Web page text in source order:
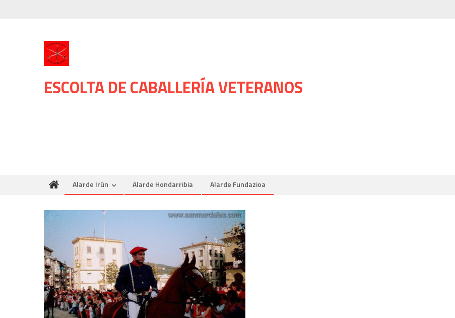
ESCOLTA DE CABALLERÍA VETERANOS
Alarde Irún Alarde Hondarribia Alarde Fundazioa